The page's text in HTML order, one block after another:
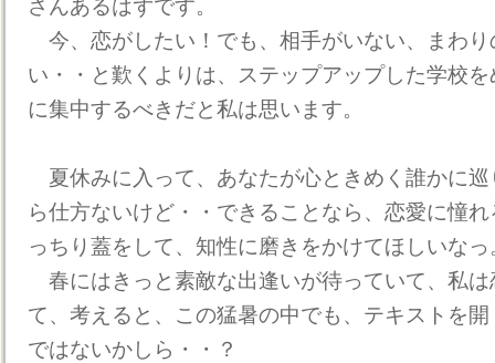
さんあるはずです。
今、恋がしたい！でも、相手がいない、まわり
い・・と歎くよりは、ステップアップした学校
に集中するべきだと私は思います。
夏休みに入って、あなたが心ときめく誰かに
ら仕方ないけど・・できることなら、恋愛に憧
っちり蓋をして、知性に磨きをかけてほしいなっ
春にはきっと素敵な出逢いが待っていて、私は
て、考えると、この猛暑の中でも、テキストを
ではないかしら・・？